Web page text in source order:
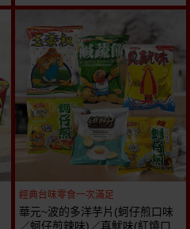
經典台味零食一次滿足
華元~波的多洋芋片(蚵仔煎口味
／蚵仔煎辣味)／真魷味(紅燒口